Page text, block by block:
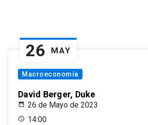
26 MAY
Macroeconomía
David Berger, Duke
26 de Mayo de 2023
14:00